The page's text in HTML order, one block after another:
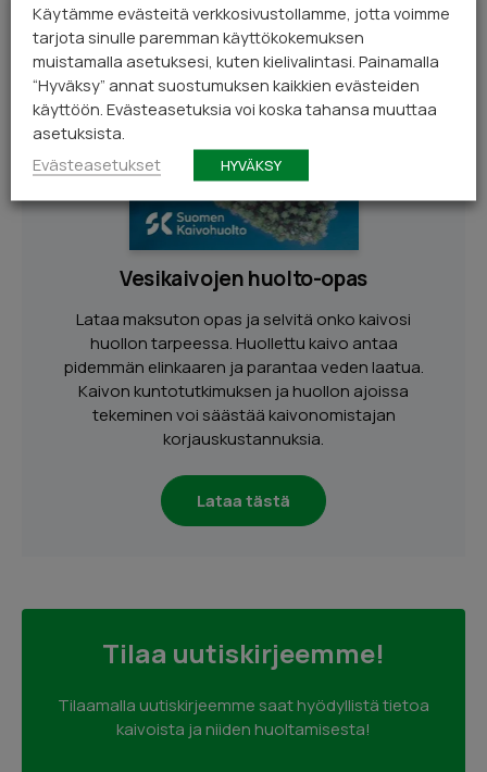
Vesikaivojen huolto-opas
Lataa maksuton opas ja selvitä onko kaivosi
huollon tarpeessa. Huollettu kaivo antaa
pidemmän elinkaaren ja parantaa veden laatua.
Kaivon kuntotutkimuksen ja huollon ajoissa
tekeminen voi säästää kaivonomistajan
korjauskustannuksia.
Lataa tästä
Tilaa uutiskirjeemme!
Tilaamalla uutiskirjeemme saat hyödyllistä tietoa
kaivoista ja niiden huoltamisesta!
Käytämme evästeitä verkkosivustollamme, jotta voimme
tarjota sinulle paremman käyttökokemuksen
muistamalla asetuksesi, kuten kielivalintasi. Painamalla
“Hyväksy” annat suostumuksen kaikkien evästeiden
käyttöön. Evästeasetuksia voi koska tahansa muuttaa
asetuksista.
Evästeasetukset
HYVÄKSY